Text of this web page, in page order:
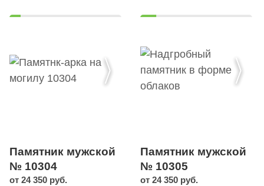
Памятник мужской
№ 10304
от 24 350 руб.
Памятник мужской
№ 10305
от 24 350 руб.